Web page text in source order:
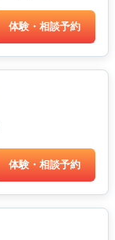
体験・相談予約
体験・相談予約